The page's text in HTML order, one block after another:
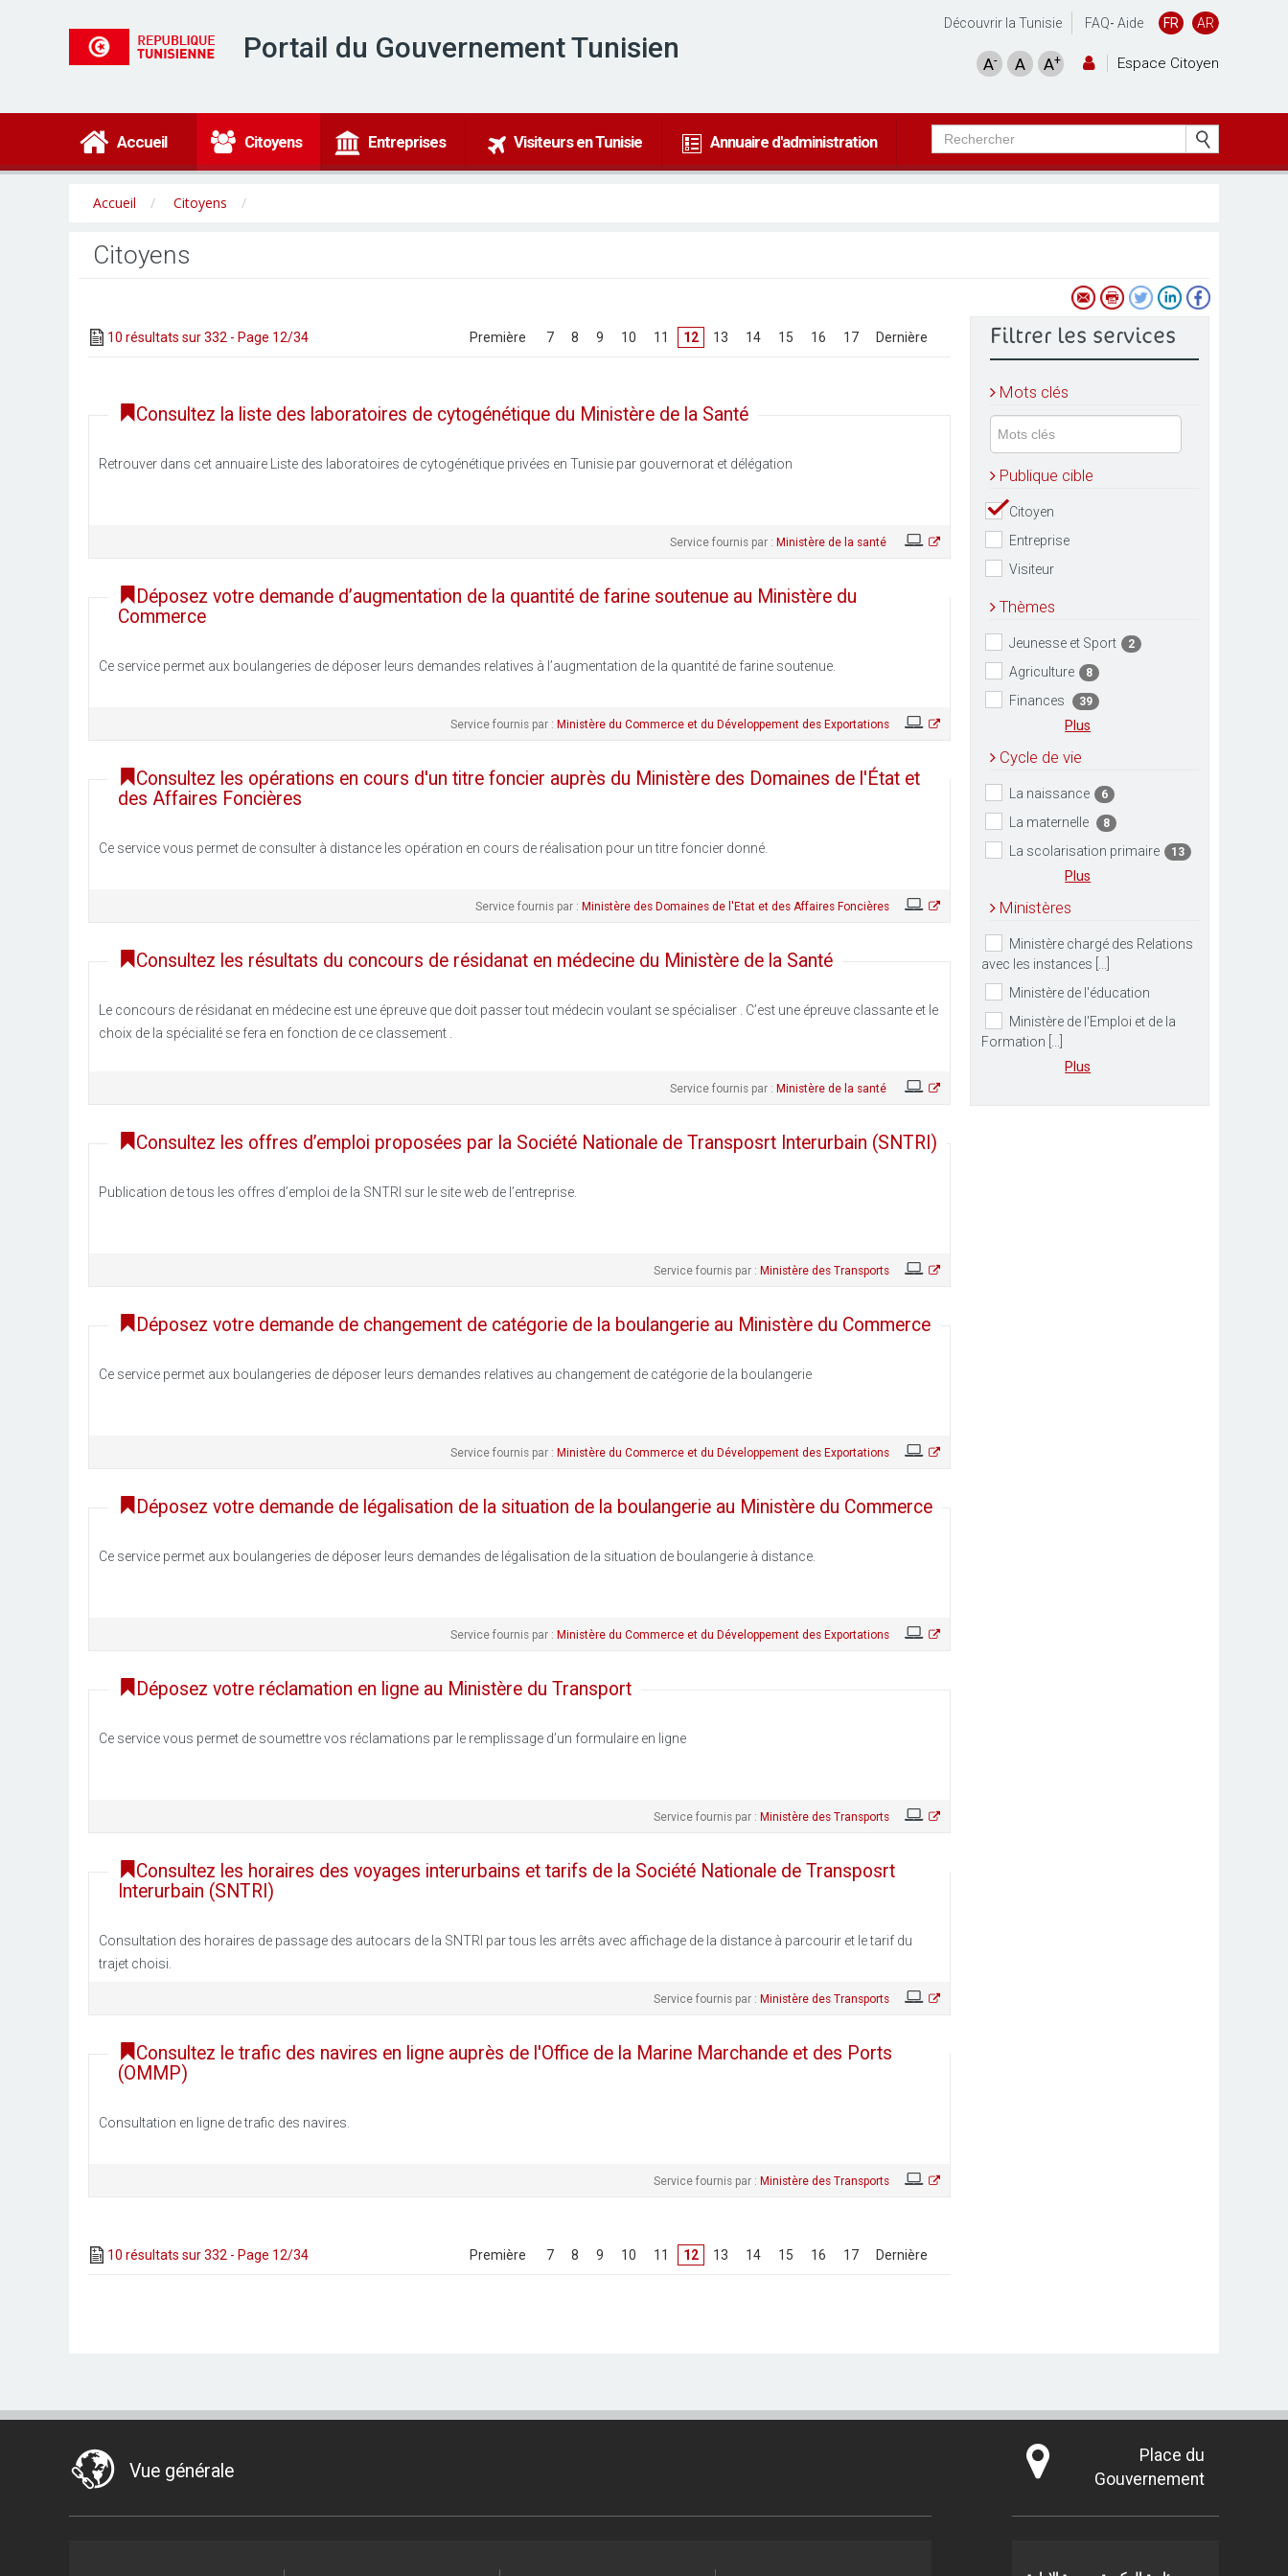
Portail du Gouvernement Tunisien
Découvrir la Tunisie FAQ- Aide FR AR
Espace Citoyen
A- A A+
Accueil Citoyens Entreprises Visiteurs en Tunisie Annuaire d'administration
Accueil Citoyens
Citoyens
10 résultats sur 332 - Page 12/34 Première 7 8 9 10 11 12 13 14 15 16 17 Dernière
Consultez la liste des laboratoires de cytogénétique du Ministère de la Santé
Retrouver dans cet annuaire Liste des laboratoires de cytogénétique privées en Tunisie par gouvernorat et délégation
Service fournis par : Ministère de la santé
Déposez votre demande d’augmentation de la quantité de farine soutenue au Ministère du
Commerce
Ce service permet aux boulangeries de déposer leurs demandes relatives à l’augmentation de la quantité de farine soutenue.
Service fournis par : Ministère du Commerce et du Développement des Exportations
Consultez les opérations en cours d'un titre foncier auprès du Ministère des Domaines de l'État et
des Affaires Foncières
Ce service vous permet de consulter à distance les opération en cours de réalisation pour un titre foncier donné.
Service fournis par : Ministère des Domaines de l'Etat et des Affaires Foncières
Consultez les résultats du concours de résidanat en médecine du Ministère de la Santé
Le concours de résidanat en médecine est une épreuve que doit passer tout médecin voulant se spécialiser . C’est une épreuve classante et le
choix de la spécialité se fera en fonction de ce classement .
Service fournis par : Ministère de la santé
Consultez les offres d’emploi proposées par la Société Nationale de Transposrt Interurbain (SNTRI)
Publication de tous les offres d’emploi de la SNTRI sur le site web de l’entreprise.
Service fournis par : Ministère des Transports
Déposez votre demande de changement de catégorie de la boulangerie au Ministère du Commerce
Ce service permet aux boulangeries de déposer leurs demandes relatives au changement de catégorie de la boulangerie
Service fournis par : Ministère du Commerce et du Développement des Exportations
Déposez votre demande de légalisation de la situation de la boulangerie au Ministère du Commerce
Ce service permet aux boulangeries de déposer leurs demandes de légalisation de la situation de boulangerie à distance.
Service fournis par : Ministère du Commerce et du Développement des Exportations
Déposez votre réclamation en ligne au Ministère du Transport
Ce service vous permet de soumettre vos réclamations par le remplissage d’un formulaire en ligne
Service fournis par : Ministère des Transports
Consultez les horaires des voyages interurbains et tarifs de la Société Nationale de Transposrt
Interurbain (SNTRI)
Consultation des horaires de passage des autocars de la SNTRI par tous les arrêts avec affichage de la distance à parcourir et le tarif du
trajet choisi.
Service fournis par : Ministère des Transports
Consultez le trafic des navires en ligne auprès de l'Office de la Marine Marchande et des Ports
(OMMP)
Consultation en ligne de trafic des navires.
Service fournis par : Ministère des Transports
10 résultats sur 332 - Page 12/34 Première 7 8 9 10 11 12 13 14 15 16 17 Dernière
Filtrer les services
Mots clés
Publique cible
Citoyen
Entreprise
Visiteur
Thèmes
Jeunesse et Sport 2
Agriculture 8
Finances 39
Plus
Cycle de vie
La naissance 6
La maternelle 8
La scolarisation primaire 13
Plus
Ministères
Ministère chargé des Relations
avec les instances [...]
Ministère de l'éducation
Ministère de l'Emploi et de la
Formation [...]
Plus
Vue générale
Place du
Gouvernement